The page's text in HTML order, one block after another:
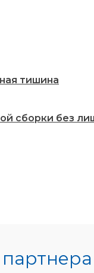
тишина
сборки без